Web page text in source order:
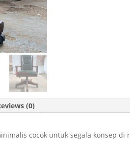
(0)
cocok untuk segala konsep di